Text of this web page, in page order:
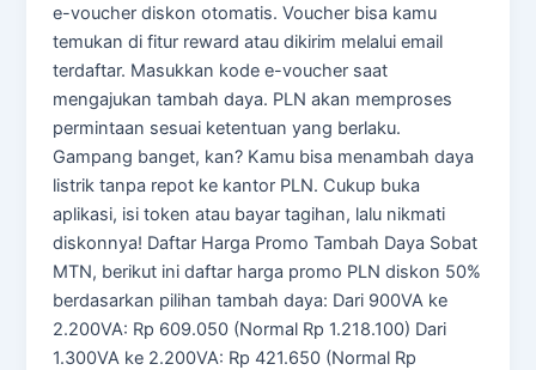
e-voucher diskon otomatis. Voucher bisa kamu
temukan di fitur reward atau dikirim melalui email
terdaftar. Masukkan kode e-voucher saat
mengajukan tambah daya. PLN akan memproses
permintaan sesuai ketentuan yang berlaku.
Gampang banget, kan? Kamu bisa menambah daya
listrik tanpa repot ke kantor PLN. Cukup buka
aplikasi, isi token atau bayar tagihan, lalu nikmati
diskonnya! Daftar Harga Promo Tambah Daya Sobat
MTN, berikut ini daftar harga promo PLN diskon 50%
berdasarkan pilihan tambah daya: Dari 900VA ke
2.200VA: Rp 609.050 (Normal Rp 1.218.100) Dari
1.300VA ke 2.200VA: Rp 421.650 (Normal Rp